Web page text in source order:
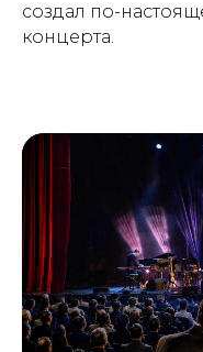
создал по-
концерта.